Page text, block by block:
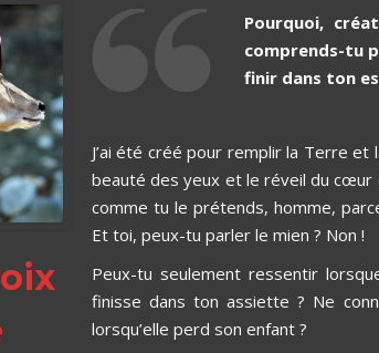
Pourquoi,
comprends-tu
finir dans ton
J’ai été créé pour remplir la Terre
beauté des yeux et le réveil du cœur
comme tu le prétends, homme,
Et toi, peux-tu parler le mien ? Non !
Peux-tu seulement ressentir
finisse dans ton assiette ? Ne
lorsqu’elle perd son enfant ?